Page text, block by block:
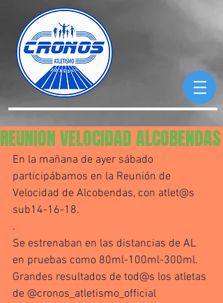
REUNION VELOCIDAD ALCOBENDAS
En la mañana de ayer sábado
participábamos en la Reunión de
Velocidad de Alcobendas, con atlet@s
sub14-16-18.
.
Se estrenaban en las distancias de AL
en pruebas como 80ml-100ml-300ml.
Grandes resultados de tod@s los atletas
de @cronos_atletismo_official